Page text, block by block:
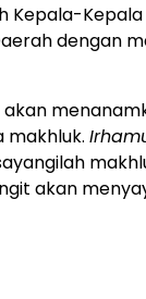
Kepala-Kepala
dengan
makhluk.
akan